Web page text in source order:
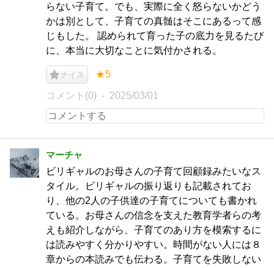
らない子育て。でも、実際に全く怒らないかどう
かは別として、子育ての真髄はそこにあるって感
じもした。 認められて育った子の底力を見るたび
に、本当に大切なことに気付かされる。
ナイス ★5
コメント(0) 2025/03/01
マーチャ
ビリギャルのお母さんの子育て回顧録みたいなス
タイル。ビリギャルの振り返りも記載されてお
り、他の2人の子供達の子育てについても書かれ
ている。お母さんの信念を支えた教育学者らの考
えも紹介しながら、子育てのあり方を模索するに
は読みやすく分かりやすい。時間がない人には８
章からの本読みでも伝わる。子育てを失敗しない